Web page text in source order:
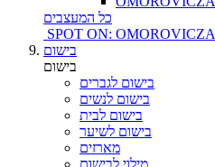
כל המעצבים
SPOT ON: OMOROVICZA
בישום
בישום
בישום לגברים
בישום לנשים
בישום לבית
בישום לשיער
מארזים
מילוי לבישום